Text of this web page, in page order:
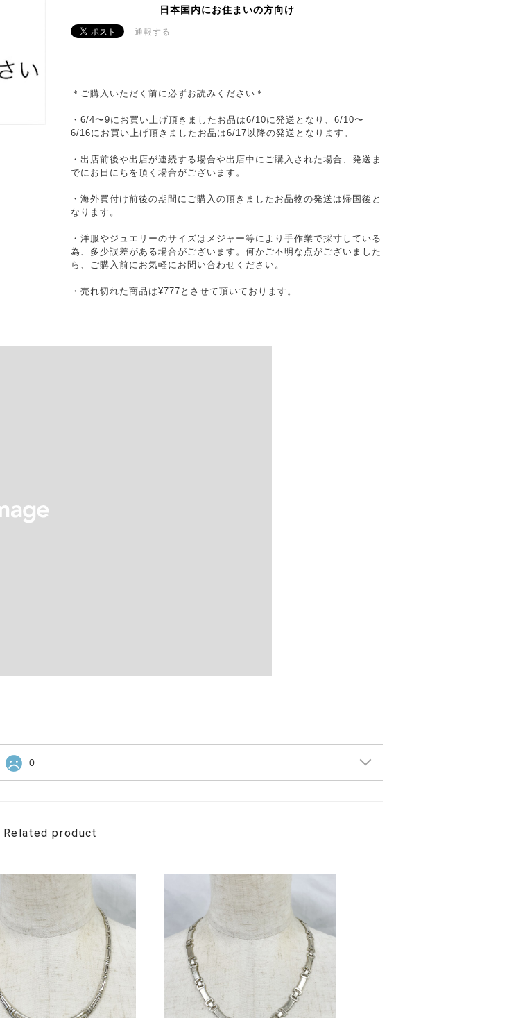
日本国内にお住まいの方向け
通報する
＊ご購入いただく前に必ずお読みください＊
・6/4〜9にお買い上げ頂きましたお品は6/10に発送となり、6/10〜
6/16にお買い上げ頂きましたお品は6/17以降の発送となります。
・出店前後や出店が連続する場合や出店中にご購入された場合、発送ま
でにお日にちを頂く場合がございます。
・海外買付け前後の期間にご購入の頂きましたお品物の発送は帰国後と
なります。
・洋服やジュエリーのサイズはメジャー等により手作業で採寸している
為、多少誤差がある場合がございます。何かご不明な点がございました
ら、ご購入前にお気軽にお問い合わせください。
・売れ切れた商品は¥777とさせて頂いております。
0
Related product